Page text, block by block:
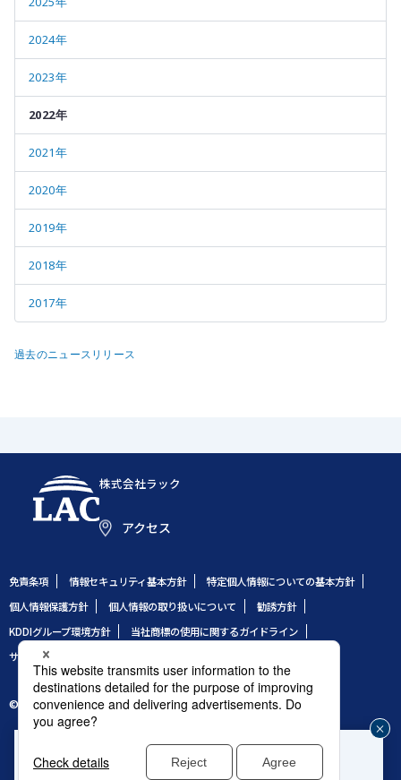
企業や組織のセキュリティ事故発生時はこちら
緊急対応窓口：サイバー救急センター ®
2024年
2023年
2022年
2021年
2020年
2019年
2018年
2017年
過去のニュースリリース
株式会社ラック
アクセス
免責条項 情報セキュリティ基本方針
特定個人情報についての基本方針
個人情報保護方針
個人情報の取り扱いについて
勧誘方針
KDDIグループ環境方針
当社商標の使用に関するガイドライン
サイトのご利用条件
© 1995 LAC Co., Ltd.